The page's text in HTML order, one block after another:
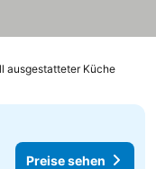
ausgestatteter Küche
Preise sehen